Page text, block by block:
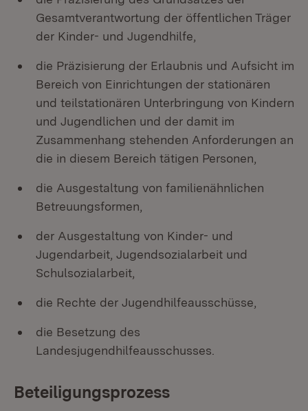
Gesamtverantwortung der öffentlichen Träger
der Kinder- und Jugendhilfe,
die Präzisierung der Erlaubnis und Aufsicht im
Bereich von Einrichtungen der stationären
und teilstationären Unterbringung von Kindern
und Jugendlichen und der damit im
Zusammenhang stehenden Anforderungen an
die in diesem Bereich tätigen Personen,
die Ausgestaltung von familienähnlichen
Betreuungsformen,
der Ausgestaltung von Kinder- und
Jugendarbeit, Jugendsozialarbeit und
Schulsozialarbeit,
die Rechte der Jugendhilfeausschüsse,
die Besetzung des
Landesjugendhilfeausschusses.
Beteiligungsprozess